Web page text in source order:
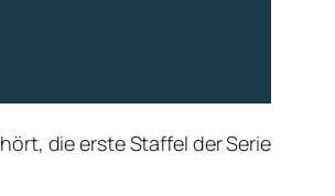
die erste Staffel der Serie